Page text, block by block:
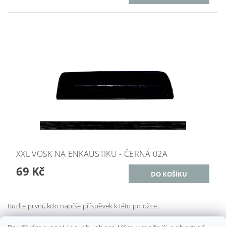
XXL VOSK NA ENKAUSTIKU - ČERNÁ 02A
69 Kč
Buďte první, kdo napíše příspěvek k této položce.